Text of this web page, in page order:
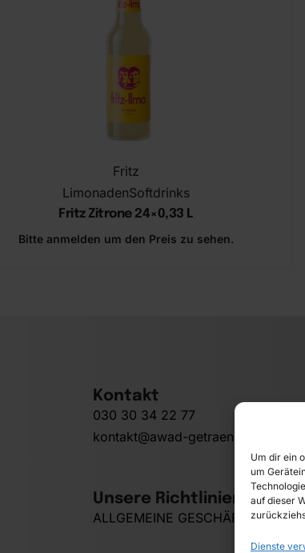
Um dir ein
um
auf dieser
Dienste
Fritz
LimonadenSoftdrinks
Fritz Zitrone 24×0,33 L
Bitte anmelden um den Preis zu sehen.
Kontakt
030 30 34 22 77
kontakt@awad-getraenke.de
Unsere Richtlinien
ALLGEMEINE